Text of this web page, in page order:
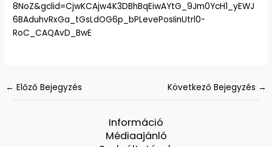
8NoZ&gclid=CjwKCAjw4K3DBhBqEiwAYtG_9Jm0YcH1_yEWJ
6BAduhvRxGa_tGsLdOG6p_bPLevePosIinUtrl0-
RoC_CAQAvD_BwE
← Előző Bejegyzés Következő Bejegyzés →
Információ
Médiaajánló